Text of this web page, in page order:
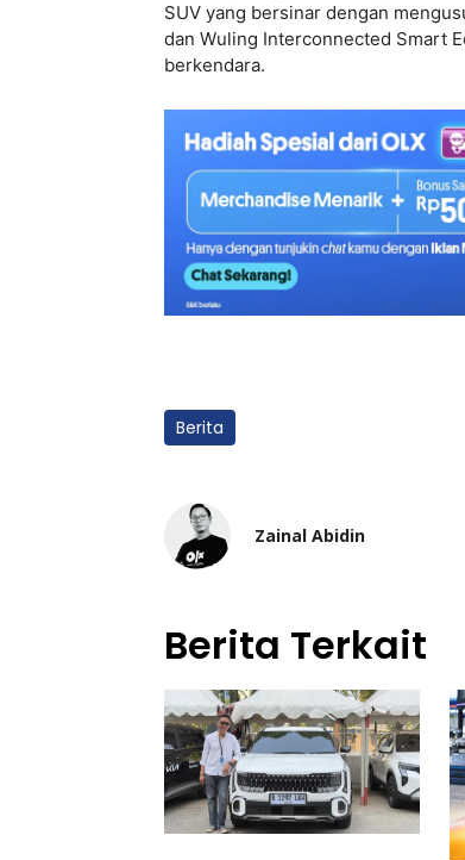
SUV yang bersinar dengan
dan Wuling Interconnected Smart
berkendara.
Berita
Zainal Abidin
Berita Terkait